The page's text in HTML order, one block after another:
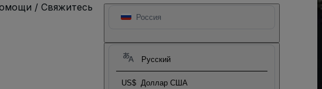
Россия
Русский
US$ Доллар США
/ Свяжитесь